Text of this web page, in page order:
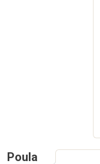
Poula